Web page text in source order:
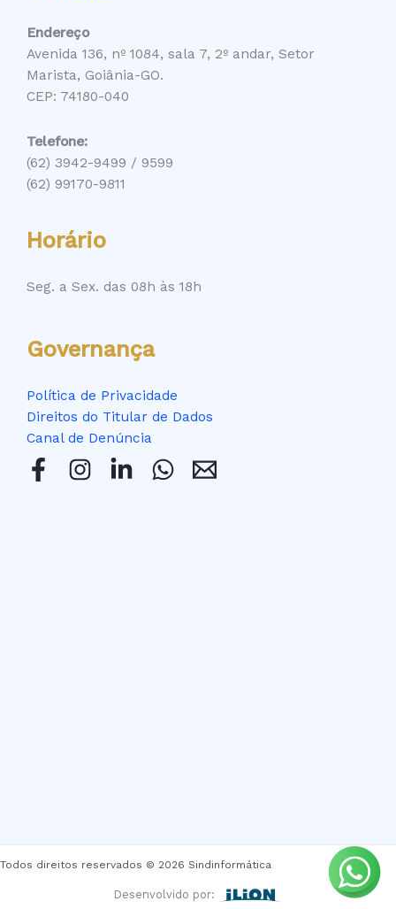
Endereço
Avenida 136, nº 1084, sala 7, 2º andar, Setor
Marista, Goiânia-GO.
CEP: 74180-040
Telefone:
(62) 3942-9499 / 9599
(62) 99170-9811
Horário
Seg. a Sex. das 08h às 18h
Governança
Política de Privacidade
Direitos do Titular de Dados
Canal de Denúncia
Todos direitos reservados © 2026 Sindinformática
Desenvolvido por: